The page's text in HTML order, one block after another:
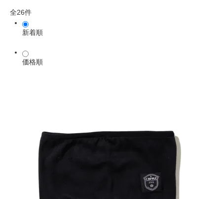
全26件
新着順
価格順